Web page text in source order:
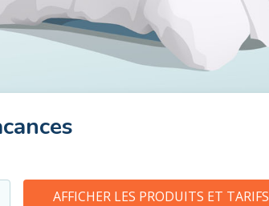
AFFICHER LES PRODUITS ET TARIFS